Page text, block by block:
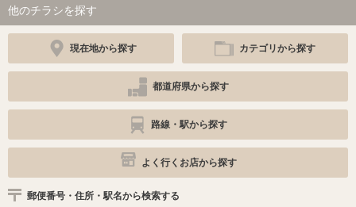
他のチラシを探す
現在地から探す カテゴリから探す
都道府県から探す
路線・駅から探す
よく行くお店から探す
郵便番号・住所・駅名から検索する